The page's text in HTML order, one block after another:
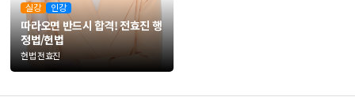
실강 인강
따라오면 반드시 합격!전효진 행
정법/헌법
헌법 전효진